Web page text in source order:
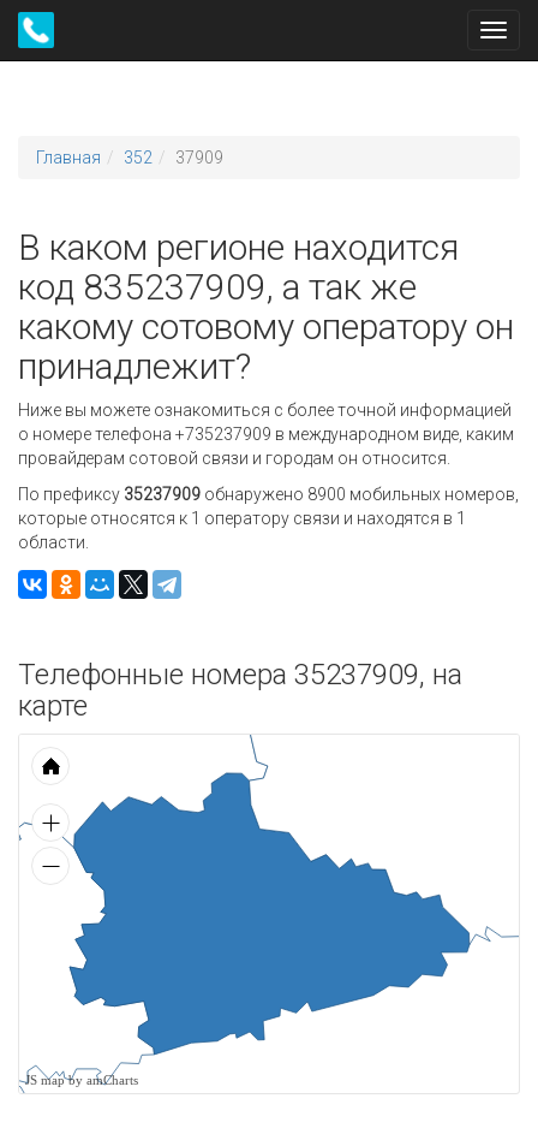
Главная 352 37909
В каком регионе находится
код 835237909, а так же
какому сотовому оператору он
принадлежит?
Ниже вы можете ознакомиться с более точной информацией
о номере телефона +735237909 в международном виде, каким
провайдерам сотовой связи и городам он относится.
По префиксу 35237909 обнаружено 8900 мобильных номеров,
которые относятся к 1 оператору связи и находятся в 1
области.
Телефонные номера 35237909, на
карте
JS map by amCharts